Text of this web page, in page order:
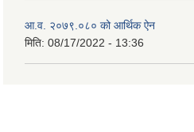
आ.व. २०७९.०८० को आर्थिक ऐन
मिति: 08/17/2022 - 13:36